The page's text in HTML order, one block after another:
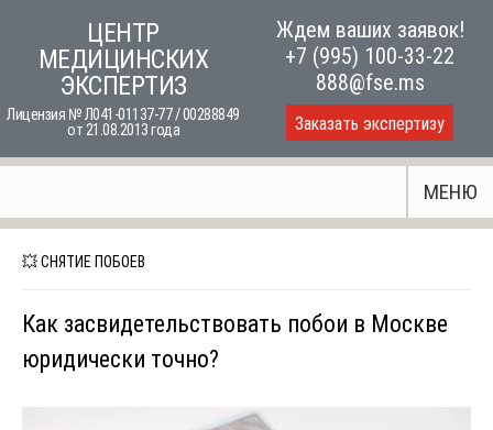
content
ЦЕНТР
МЕДИЦИНСКИХ
ЭКСПЕРТИЗ
Лицензия № Л041-01137-77 / 00288849
от 21.08.2013 года
Ждем ваших заявок!
+7 (995) 100-33-22
888@fse.ms
Заказать экспертизу
МЕНЮ
💥 СНЯТИЕ ПОБОЕВ
Как засвидетельствовать побои в Москве
юридически точно?